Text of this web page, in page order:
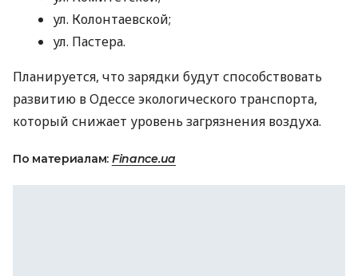
ул. Колонтаевской;
ул. Пастера.
Планируется, что зарядки будут способствовать
развитию в Одессе экологического транспорта,
который снижает уровень загрязнения воздуха.
По материалам: Finance.ua